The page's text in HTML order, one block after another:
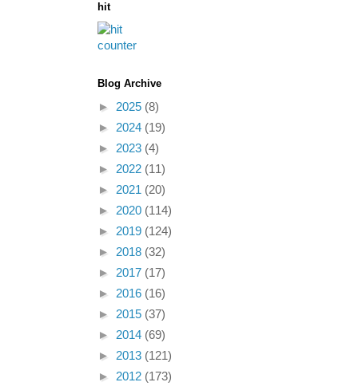
hit
Blog Archive
► 2025 (8)
► 2024 (19)
► 2023 (4)
► 2022 (11)
► 2021 (20)
► 2020 (114)
► 2019 (124)
► 2018 (32)
► 2017 (17)
► 2016 (16)
► 2015 (37)
► 2014 (69)
► 2013 (121)
► 2012 (173)